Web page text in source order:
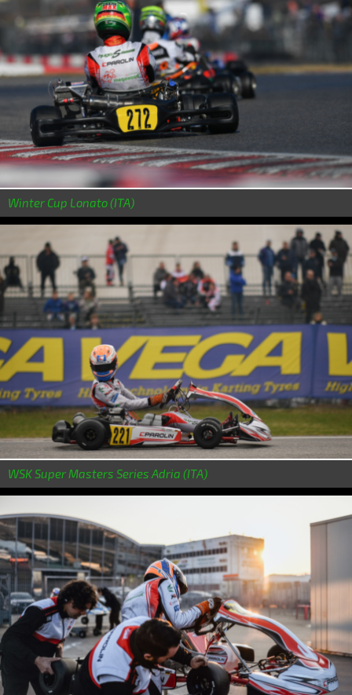
Winter Cup Lonato (ITA)
WSK Super Masters Series Adria (ITA)